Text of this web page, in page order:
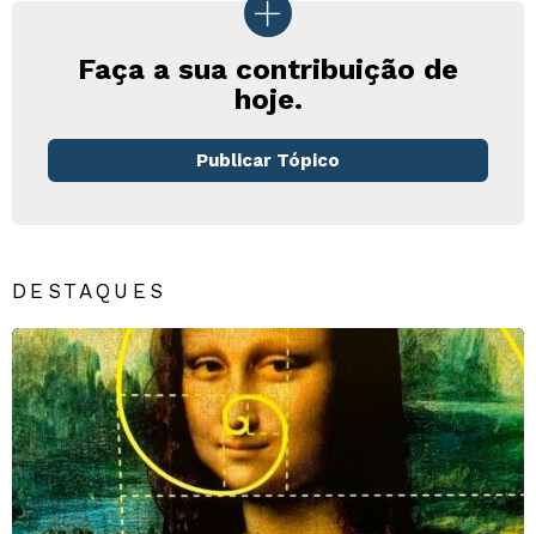
Faça a sua contribuição de
hoje.
Publicar Tópico
DESTAQUES